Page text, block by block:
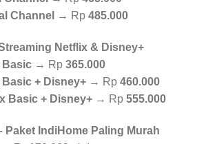
Channel → Rp 485.000
Netflix & Disney+
Basic → Rp 365.000
+ Disney+ → Rp 460.000
Basic + Disney+ → Rp 555.000
Paket IndiHome Paling Murah